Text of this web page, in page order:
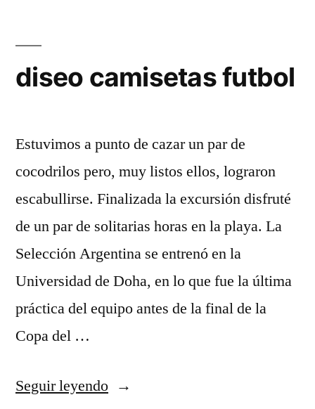
diseo camisetas futbol
Estuvimos a punto de cazar un par de
cocodrilos pero, muy listos ellos, lograron
escabullirse. Finalizada la excursión disfruté
de un par de solitarias horas en la playa. La
Selección Argentina se entrenó en la
Universidad de Doha, en lo que fue la última
práctica del equipo antes de la final de la
Copa del …
Seguir leyendo«diseo